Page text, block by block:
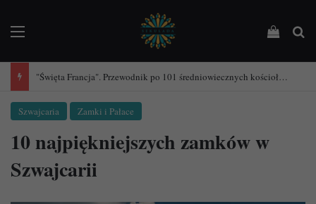
Menu
"Święta Francja". Przewodnik po 101 średniowiecznych kościołach Francji.
Szwajcaria Zamki i Pałace
10 najpiękniejszych zamków w
Szwajcarii